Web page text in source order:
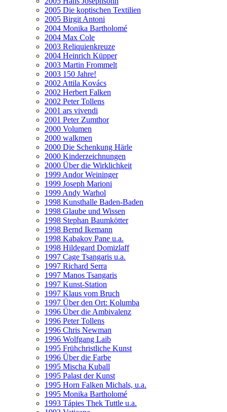
2005 Die koptischen Textilien
2005 Birgit Antoni
2004 Monika Bartholomé
2004 Max Cole
2003 Reliquienkreuze
2004 Heinrich Küpper
2003 Martin Frommelt
2003 150 Jahre!
2002 Attila Kovács
2002 Herbert Falken
2002 Peter Tollens
2001 ars vivendi
2001 Peter Zumthor
2000 Volumen
2000 walkmen
2000 Die Schenkung Härle
2000 Kinderzeichnungen
2000 Über die Wirklichkeit
1999 Andor Weininger
1999 Joseph Marioni
1999 Andy Warhol
1998 Kunsthalle Baden-Baden
1998 Glaube und Wissen
1998 Stephan Baumkötter
1998 Bernd Ikemann
1998 Kabakov Pane u.a.
1998 Hildegard Domizlaff
1997 Cage Tsangaris u.a.
1997 Richard Serra
1997 Manos Tsangaris
1997 Kunst-Station
1997 Klaus vom Bruch
1997 Über den Ort: Kolumba
1996 Über die Ambivalenz
1996 Peter Tollens
1996 Chris Newman
1996 Wolfgang Laib
1995 Frühchristliche Kunst
1996 Über die Farbe
1995 Mischa Kuball
1995 Palast der Kunst
1995 Horn Falken Michals, u.a.
1995 Monika Bartholomé
1993 Tápies Thek Tuttle u.a.